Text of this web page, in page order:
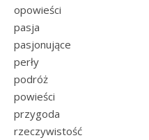
opowieści
pasja
pasjonujące
perły
podróż
powieści
przygoda
rzeczywistość